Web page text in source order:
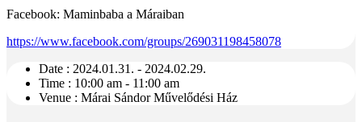
Facebook: Maminbaba a Máraiban
https://www.facebook.com/groups/269031198458078
Date : 2024.01.31. - 2024.02.29.
Time : 10:00 am - 11:00 am
Venue : Márai Sándor Művelődési Ház